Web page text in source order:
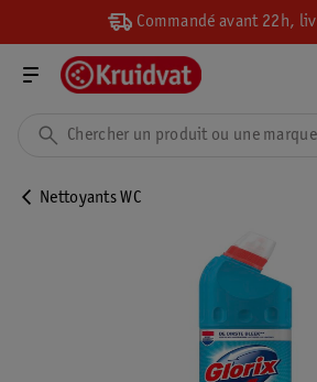
Commandé avant 22h,
Nettoyants WC